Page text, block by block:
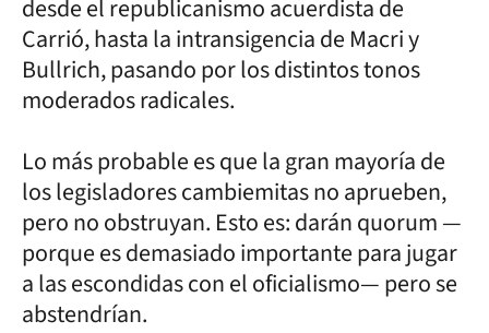
desde el republicanismo acuerdista de
Carrió, hasta la intransigencia de Macri y
Bullrich, pasando por los distintos tonos
moderados radicales.
Lo más probable es que la gran mayoría de
los legisladores cambiemitas no aprueben,
pero no obstruyan. Esto es: darán quorum —
porque es demasiado importante para jugar
a las escondidas con el oficialismo— pero se
abstendrían.